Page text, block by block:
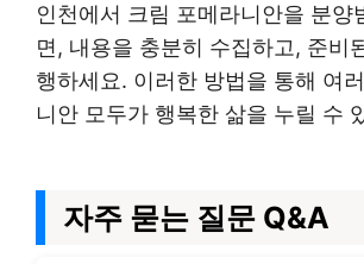
인천에서 크림 포메라니안을 분양
면, 내용을 충분히 수집하고, 준비
행하세요. 이러한 방법을 통해 여
니안 모두가 행복한 삶을 누릴 수
자주 묻는 질문 Q&A